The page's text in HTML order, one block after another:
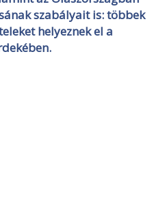
szabályait is: többek
helyeznek el a